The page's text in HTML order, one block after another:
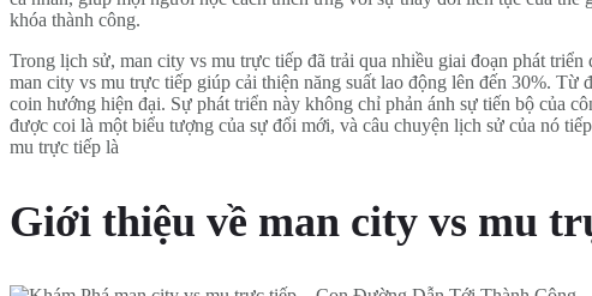
khóa thành công.
Trong lịch sử, man city vs mu trực tiếp đã trải qua nhiều giai đoạn phát
man city vs mu trực tiếp giúp cải thiện năng suất lao động lên đến 30%.
coin hướng hiện đại. Sự phát triển này không chỉ phản ánh sự tiến bộ của
được coi là một biểu tượng của sự đổi mới, và câu chuyện lịch sử của nó
mu trực tiếp là
Giới thiệu về man city vs mu